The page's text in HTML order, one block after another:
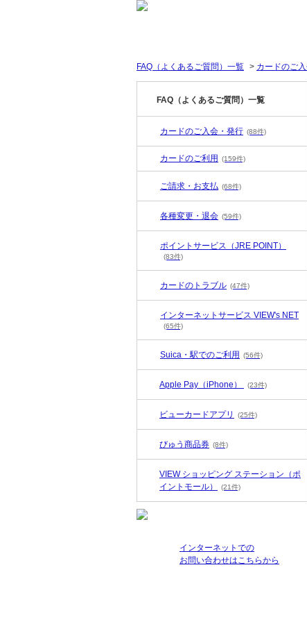
FAQ（よくあるご質問）一覧 > カードのご
FAQ（よくあるご質問）一覧
カードのご入会・発行 (88件)
カードのご利用 (159件)
ご請求・お支払 (68件)
各種変更・退会 (59件)
ポイントサービス（JRE POINT）
(83件)
カードのトラブル (47件)
インターネットサービス VIEW's NET
(65件)
Suica・駅でのご利用 (56件)
Apple Pay（iPhone） (23件)
ビューカードアプリ (25件)
びゅう商品券 (8件)
VIEW ショッピング ステーション（ポ
イントモール）
(21件)
インターネットでの
お問い合わせはこちらから